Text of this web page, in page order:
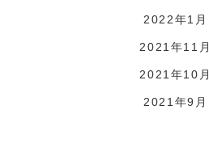
2022年1月
2021年11月
2021年10月
2021年9月